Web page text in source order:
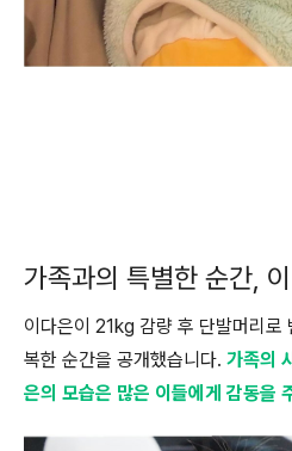
가족과의 특별한 순간,
이다은이 21kg 감량 후 단발머리로
복한 순간을 공개했습니다. 가족의
은의 모습은 많은 이들에게 감동을